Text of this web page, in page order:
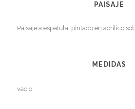
PAISAJE
Paisaje a espatula, pintado en acrílico
MEDIDAS
vacio